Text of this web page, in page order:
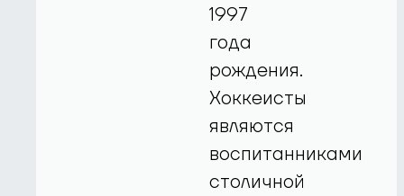
1997
года
рождения.
Хоккеисты
являются
воспитанниками
столичной